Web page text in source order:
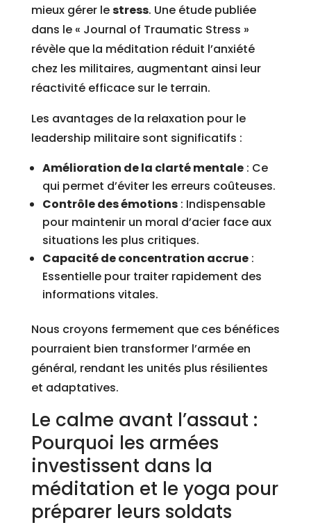
mieux gérer lestress. Une étude publiée
dans le « Journal of Traumatic Stress »
révèle que la méditation réduit l’anxiété
chez les militaires, augmentant ainsi leur
réactivité efficace sur le terrain.
Les avantages de la relaxation pour le
leadership militaire sont significatifs :
Amélioration de la clarté mentale: Ce
qui permet d’éviter les erreurs coûteuses.
Contrôle des émotions: Indispensable
pour maintenir un moral d’acier face aux
situations les plus critiques.
Capacité de concentration accrue:
Essentielle pour traiter rapidement des
informations vitales.
Nous croyons fermement que ces bénéfices
pourraient bien transformer l’armée en
général, rendant les unités plus résilientes
et adaptatives.
Le calme avant l’assaut :
Pourquoi les armées
investissent dans la
méditation et le yoga pour
préparer leurs soldats